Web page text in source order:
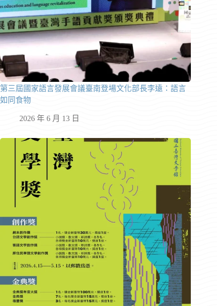
第三屆國家語言發展會議臺南登場文化部長李遠：語言
如同食物
2026 年 6 月 13 日